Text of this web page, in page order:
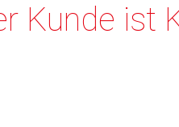
Kunde ist